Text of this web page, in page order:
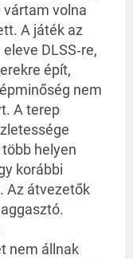
volna
A játék az
DLSS‑re,
épít,
nem
A terep
helyen
korábbi
Az átvezetők
nem állnak